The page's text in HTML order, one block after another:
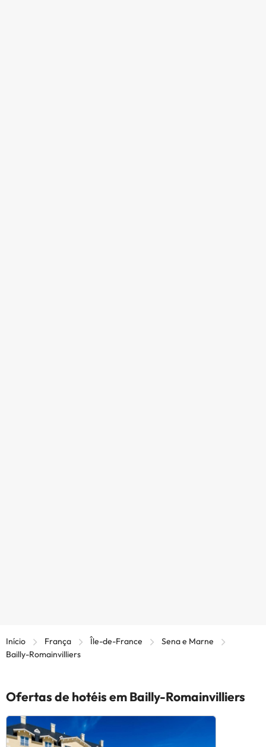
Início França Île-de-France
Sena e Marne
Bailly-Romainvilliers
Ofertas de hotéis em Bailly-Romainvilliers